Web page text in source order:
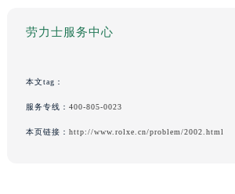
劳力士服务中心
本文tag：
服务专线： 400-805-0023
本页链接： http://www.rolxe.cn/problem/2002.html